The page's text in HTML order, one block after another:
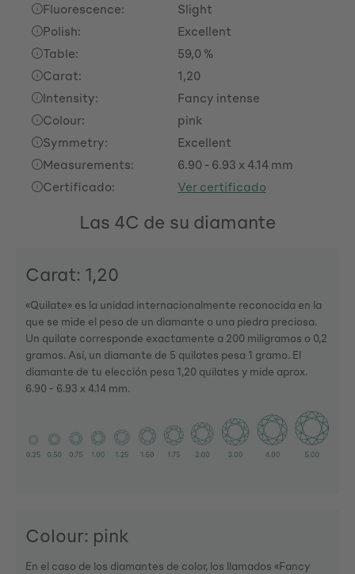
Fluorescence:
Slight
Polish:
Excellent
Table:
59,0 %
Carat:
1,20
Intensity:
Fancy intense
Colour:
pink
Symmetry:
Excellent
Measurements:
6.90 - 6.93 x 4.14 mm
Certificado:
Ver certificado
Las 4C de su diamante
Carat: 1,20
«Quilate» es la unidad internacionalmente reconocida en la
que se mide el peso de un diamante o una piedra preciosa.
Un quilate corresponde exactamente a 200 miligramos o 0,2
gramos. Así, un diamante de 5 quilates pesa 1 gramo. El
diamante de tu elección pesa 1,20 quilates y mide aprox.
6.90 - 6.93 x 4.14 mm.
Colour: pink
En el caso de los diamantes de color, los llamados «Fancy